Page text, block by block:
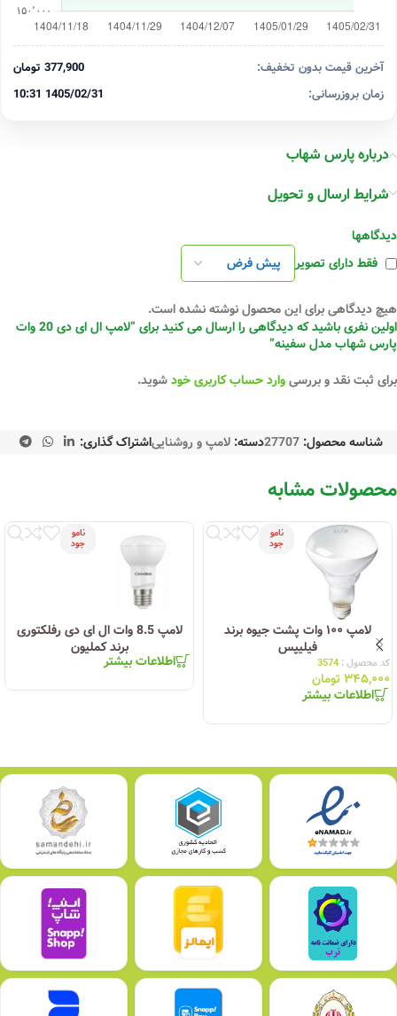
آخرین قیمت بدون تخفیف:
377,900 تومان
زمان بروزرسانی:
1405/02/31 10:31
درباره پارس شهاب
شرایط ارسال و تحویل
دیدگاهها
فقط دارای تصویر
هیچ دیدگاهی برای این محصول نوشته نشده است.
اولین نفری باشید که دیدگاهی را ارسال می کنید برای “لامپ ال ای دی 20 وات
پارس شهاب مدل سفینه”
برای ثبت نقد و بررسیوارد حساب کاربری خودشوید.
شناسه محصول: 27707دسته: لامپ و روشناییاشتراک گذاری:
محصولات مشابه
نامو
جود
لامپ ۱۰۰ وات پشت جیوه برند
فیلیپس
کد محصول : 3574
۳۴۵,۰۰۰ تومان
اطلاعات بیشتر
نامو
جود
لامپ 8.5 وات ال ای دی رفلکتوری
برند کملیون
اطلاعات بیشتر